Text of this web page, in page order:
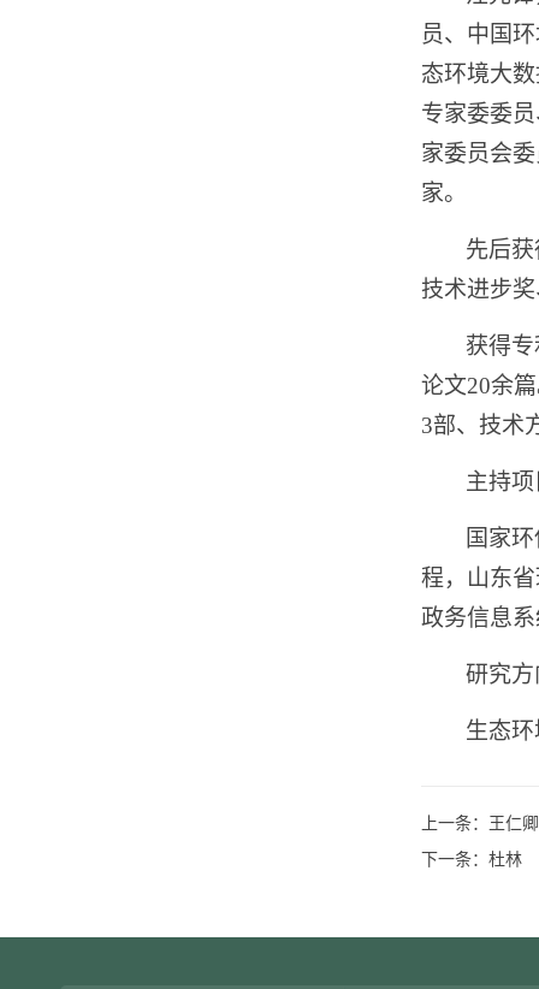
员、中国
态环境大
专家委委
家委员会
家。
先后
技术进步
获得专
论文20余
3部、技术
主持
国家
程，山东
政务信息
研究方
生态
上一条： 王仁卿
下一条： 杜林